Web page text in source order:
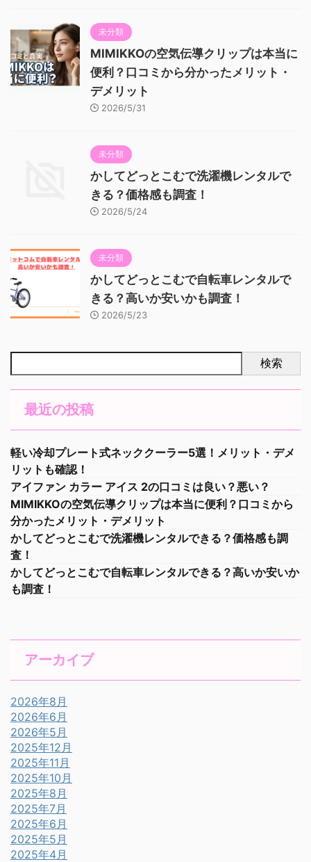
未分類
MIMIKKOの空気伝導クリップは本当に
便利？口コミから分かったメリット・
デメリット
2026/5/31
未分類
かしてどっとこむで洗濯機レンタルで
きる？価格感も調査！
2026/5/24
未分類
かしてどっとこむで自転車レンタルで
きる？高いか安いかも調査！
2026/5/23
検索
最近の投稿
軽い冷却プレート式ネッククーラー5選！メリット・デメ
リットも確認！
アイファン カラー アイス 2の口コミは良い？悪い？
MIMIKKOの空気伝導クリップは本当に便利？口コミから
分かったメリット・デメリット
かしてどっとこむで洗濯機レンタルできる？価格感も調
査！
かしてどっとこむで自転車レンタルできる？高いか安いか
も調査！
アーカイブ
2026年8月
2026年6月
2026年5月
2025年12月
2025年11月
2025年10月
2025年8月
2025年7月
2025年6月
2025年5月
2025年4月